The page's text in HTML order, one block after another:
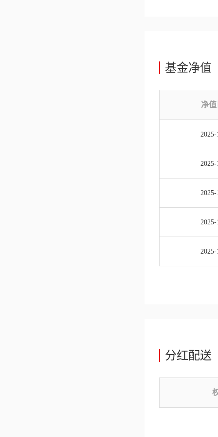
基金净值
净
2025-
2025-
2025-
2025-
2025-
分红配送